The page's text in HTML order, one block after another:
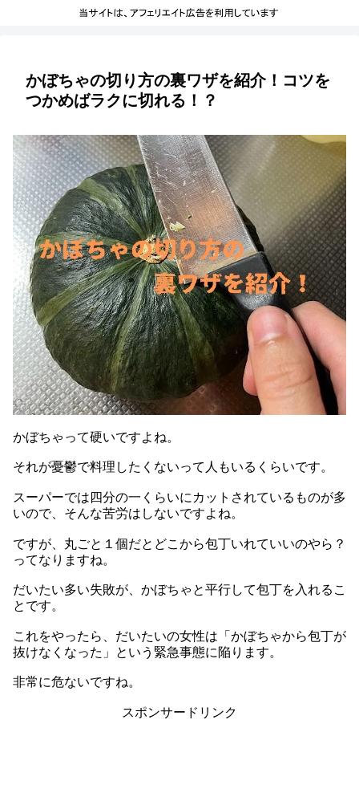
かぼちゃの切り方の裏ワザを紹介！コツを
つかめばラクに切れる！？
かぼちゃって硬いですよね。
それが憂鬱で料理したくないって人もいるくらいです。
スーパーでは四分の一くらいにカットされているものが多
いので、そんな苦労はしないですよね。
ですが、丸ごと１個だとどこから包丁いれていいのやら？
ってなりますね。
だいたい多い失敗が、かぼちゃと平行して包丁を入れるこ
とです。
これをやったら、だいたいの女性は「かぼちゃから包丁が
抜けなくなった」という緊急事態に陥ります。
非常に危ないですね。
スポンサードリンク